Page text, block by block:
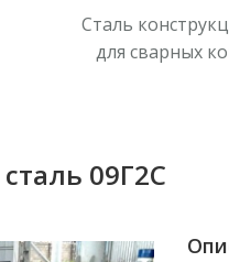
Сталь
для сварных
09Г2С